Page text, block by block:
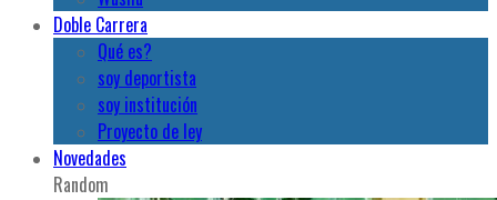
Doble Carrera
Qué es?
soy deportista
soy institución
Proyecto de ley
Novedades
Random